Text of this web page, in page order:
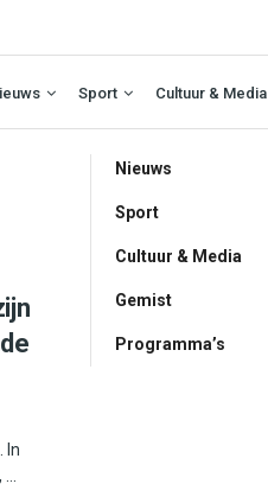
Sport Cultuur & Media
In
Nieuws
Sport
Cultuur & Media
Gemist
Programma’s